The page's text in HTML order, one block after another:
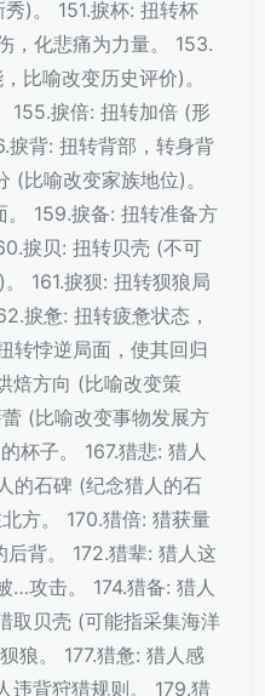
)。 151.捩杯: 扭转杯
，化悲痛为力量。 153.
比喻改变历史评价)。
155.捩倍: 扭转加倍 (形
捩背: 扭转背部，转身背
(比喻改变家族地位)。
。 159.捩备: 扭转准备方
捩贝: 扭转贝壳 (不可
161.捩狈: 扭转狈狼局
捩惫: 扭转疲惫状态，
转悖逆局面，使其回归
焙方向 (比喻改变策
(比喻改变事物发展方
杯子。 167.猎悲: 猎人
的石碑 (纪念猎人的石
方。 170.猎倍: 猎获量
后背。 172.猎辈: 猎人这
…攻击。 174.猎备: 猎人
取贝壳 (可能指采集海洋
狼。 177.猎惫: 猎人感
违背狩猎规则。 179.猎